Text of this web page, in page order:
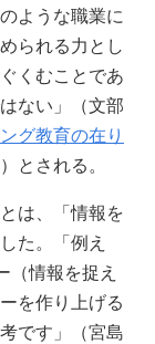
ような職業に
られる力とし
くむことであ
ない」（文部
グ教育の在り
とされる。
は、「情報を
た。「例え
（情報を捉え
を作り上げる
です」（宮島